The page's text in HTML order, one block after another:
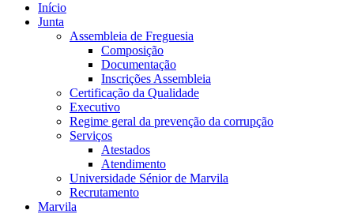
Início
Junta
Assembleia de Freguesia
Composição
Documentação
Inscrições Assembleia
Certificação da Qualidade
Executivo
Regime geral da prevenção da corrupção
Serviços
Atestados
Atendimento
Universidade Sénior de Marvila
Recrutamento
Marvila